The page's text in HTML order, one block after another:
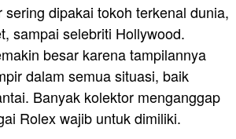
sering dipakai tokoh terkenal dunia,
sampai selebriti Hollywood.
besar karena tampilannya
dalam semua situasi, baik
Banyak kolektor menganggap
Rolex wajib untuk dimiliki.